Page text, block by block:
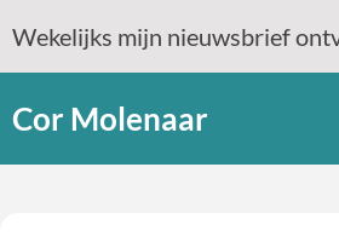
Wekelijks mijn nieuwsbrief
Cor Molenaar